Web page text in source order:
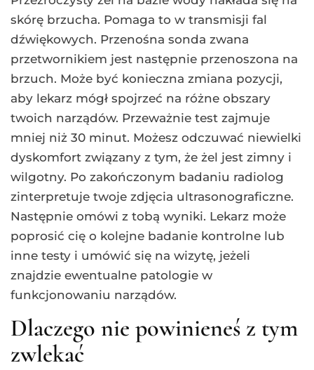
skórę brzucha. Pomaga to w transmisji fal
dźwiękowych. Przenośna sonda zwana
przetwornikiem jest następnie przenoszona na
brzuch. Może być konieczna zmiana pozycji,
aby lekarz mógł spojrzeć na różne obszary
twoich narządów. Przeważnie test zajmuje
mniej niż 30 minut. Możesz odczuwać niewielki
dyskomfort związany z tym, że żel jest zimny i
wilgotny. Po zakończonym badaniu radiolog
zinterpretuje twoje zdjęcia ultrasonograficzne.
Następnie omówi z tobą wyniki. Lekarz może
poprosić cię o kolejne badanie kontrolne lub
inne testy i umówić się na wizytę, jeżeli
znajdzie ewentualne patologie w
funkcjonowaniu narządów.
Dlaczego nie powinieneś z tym
zwlekać